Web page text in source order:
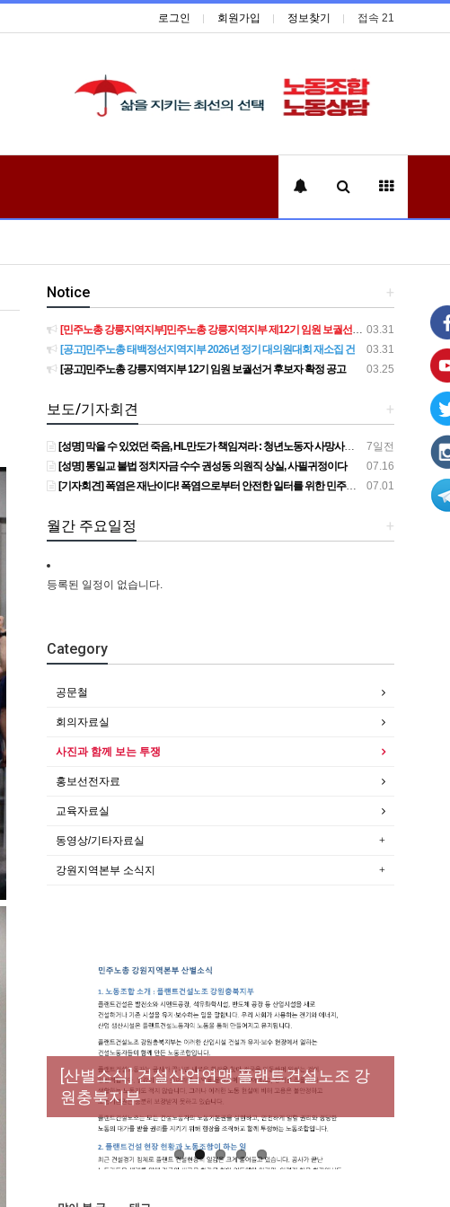
로그인 회원가입 정보찾기 접속 21
+
Notice
03.31
[민주노총 강릉지역지부]민주노총 강릉지역지부 제12기 임원 보궐선거결과 공고
03.31
[공고]민주노총 태백정선지역지부 2026년 정기 대의원대회 재소집 건
03.25
[공고]민주노총 강릉지역지부 12기 임원 보궐선거 후보자 확정 공고
+
보도/기자회견
7일전
[성명] 막을 수 있었던 죽음, HL만도가 책임져라 : 청년노동자 사망사고의 철저한 진상규명과 재발방지 대책 마련하라
07.16
[성명] 통일교 불법 정치자금 수수 권성동 의원직 상실, 사필귀정이다
07.01
[기자회견] 폭염은 재난이다! 폭염으로부터 안전한 일터를 위한 민주노총 강원지역본부 폭염감시단 선포 기자회견
+
월간 주요일정
등록된 일정이 없습니다.
Category
공문철
회의자료실
사진과 함께 보는 투쟁
홍보선전자료
교육자료실
동영상/기타자료실
강원지역본부 소식지
[성명] 막을 수 있었던 죽음, HL만도가 책임져
라 : 청년노동자 사망사고의 철저한 진상규명
과 재발방지 대책 마련하라
[산별소식] 건설산업연맹 플랜트건설노조 강
원충북지부
[강릉,속초,원주,춘천] 폭염감시단 사업 이모저
모
[조합원☆인터뷰] 서비스연맹 전국학교비정
규직노동조합 강원지부 김유미 춘천지회장
[본부소식] 강원지역 노동자 합창단 모임